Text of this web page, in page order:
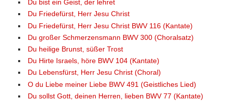
Du bist ein Geist, der lehret
Du Friedefürst, Herr Jesu Christ
Du Friedefürst, Herr Jesu Christ BWV 116 (Kantate)
Du großer Schmerzensmann BWV 300 (Choralsatz)
Du heilige Brunst, süßer Trost
Du Hirte Israels, höre BWV 104 (Kantate)
Du Lebensfürst, Herr Jesu Christ (Choral)
O du Liebe meiner Liebe BWV 491 (Geistliches Lied)
Du sollst Gott, deinen Herren, lieben BWV 77 (Kantate)